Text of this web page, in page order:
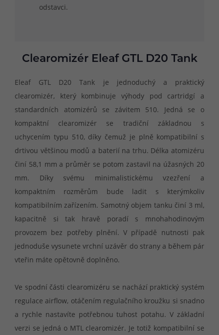
odstavci.
Clearomizér Eleaf GTL D20 Tank
Eleaf GTL D20 Tank je jednoduchý a praktický
clearomizér, který kombinuje výhody pod cartridgí a
standardních atomizérů se závitem 510. Jedná se o
kompaktní clearomizér se tradiční základnou s
uchycením typu 510, díky čemuž je plně kompatibilní s
drtivou většinou modů a baterií na trhu. Délka atomizéru
činí 58,1 mm a průměr se potom zastavil na úžasných 20
mm. Díky svému minimalistickému vzezření a
kompaktním rozměrům bude ladit s kterýmkoliv
kompatibilním zařízením. Samotný objem tanku činí 3 ml,
kapacitně si tak hravě poradí s mnohahodinovým
provozem bez potřeby plnění. V případě nutnosti pak
jednoduše vysunete vrchní uzávěr do strany a během pár
vteřin máte opětovně doplněno.
Ve spodní části clearomizéru se nachází praktický systém
regulace airflow, otáčením regulačního kroužku si snadno
a rychle nastavíte potřebnou tuhost potahu. V základní
verzi se jedná o MTL clearomizér. Je totiž kompatibilní se